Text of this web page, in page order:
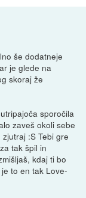
še dodatneje
je glede na
skoraj že
sporočila
zaveš okoli sebe
:S Tebi gre
tak špil in
kdaj ti bo
to en tak Love-